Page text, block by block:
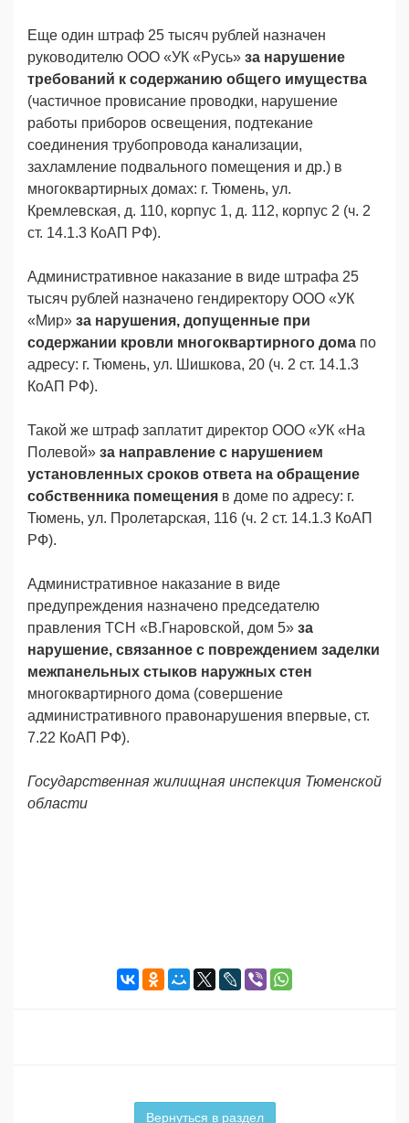
Еще один штраф 25 тысяч рублей назначен
руководителю ООО «УК «Русь» за нарушение
требований к содержанию общего имущества
(частичное провисание проводки, нарушение
работы приборов освещения, подтекание
соединения трубопровода канализации,
захламление подвального помещения и др.) в
многоквартирных домах: г. Тюмень, ул.
Кремлевская, д. 110, корпус 1, д. 112, корпус 2 (ч. 2
ст. 14.1.3 КоАП РФ).
Административное наказание в виде штрафа 25
тысяч рублей назначено гендиректору ООО «УК
«Мир» за нарушения, допущенные при
содержании кровли многоквартирного дома по
адресу: г. Тюмень, ул. Шишкова, 20 (ч. 2 ст. 14.1.3
КоАП РФ).
Такой же штраф заплатит директор ООО «УК «На
Полевой» за направление с нарушением
установленных сроков ответа на обращение
собственника помещения в доме по адресу: г.
Тюмень, ул. Пролетарская, 116 (ч. 2 ст. 14.1.3 КоАП
РФ).
Административное наказание в виде
предупреждения назначено председателю
правления ТСН «В.Гнаровской, дом 5» за
нарушение, связанное с повреждением заделки
межпанельных стыков наружных стен
многоквартирного дома (совершение
административного правонарушения впервые, ст.
7.22 КоАП РФ).
Государственная жилищная инспекция Тюменской
области
Вернуться в раздел